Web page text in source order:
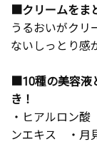
■クリームをま
うるおいがク
ないしっとり感
■10種の美容液
き！
・ヒアルロン
ンエキス ・月